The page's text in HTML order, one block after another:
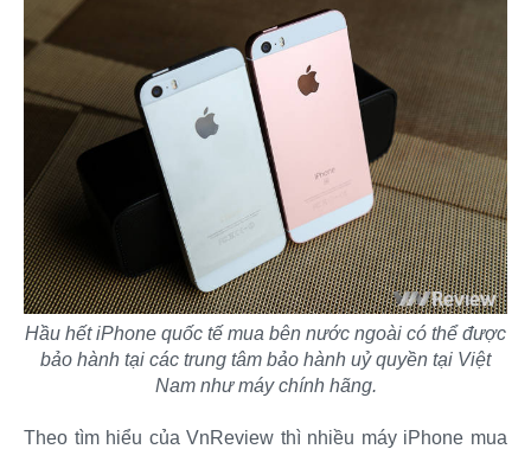
Hầu hết iPhone quốc tế mua bên nước ngoài có thể được
bảo hành tại các trung tâm bảo hành uỷ quyền tại Việt
Nam như máy chính hãng.
Theo tìm hiểu của VnReview thì nhiều máy iPhone mua